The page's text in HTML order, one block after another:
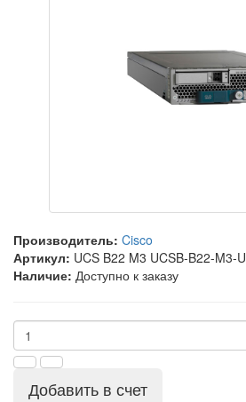
Производитель: Cisco
Артикул: UCS B22 M3 UCSB-B22-M3-U
Наличие: Доступно к заказу
Добавить в счет